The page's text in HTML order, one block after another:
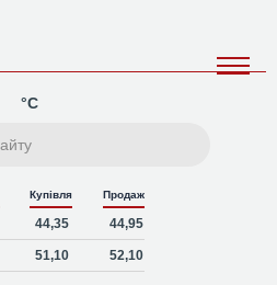
°C
Купівля Продаж
44,35 44,95
51,10 52,10